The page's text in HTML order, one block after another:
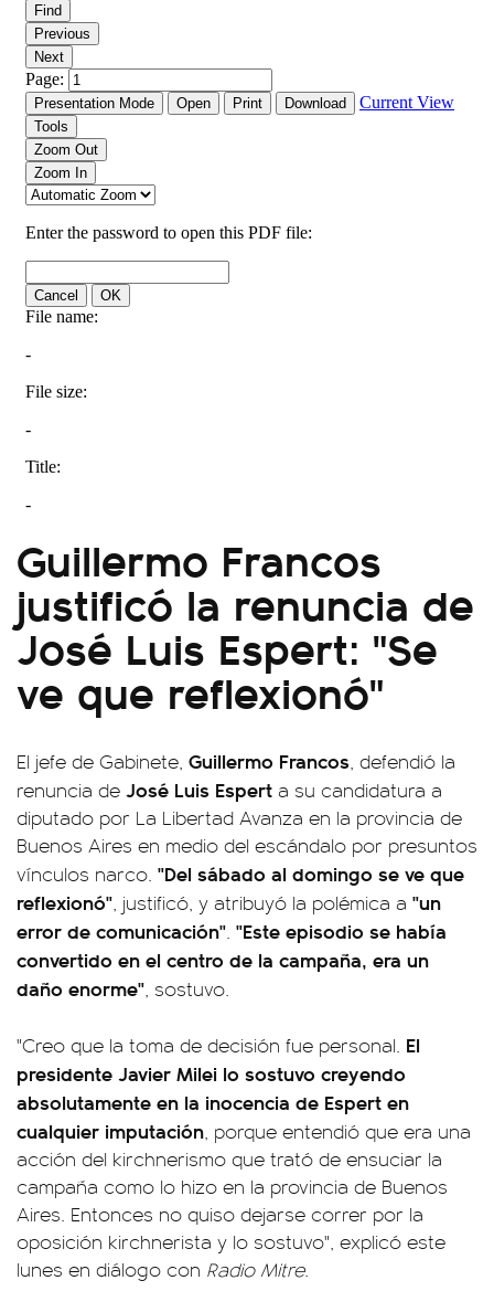
Guillermo Francos
justificó la renuncia de
José Luis Espert: "Se
ve que reflexionó"
El jefe de Gabinete, Guillermo Francos, defendió la
renuncia de José Luis Espert a su candidatura a
diputado por La Libertad Avanza en la provincia de
Buenos Aires en medio del escándalo por presuntos
vínculos narco. "Del sábado al domingo se ve que
reflexionó", justificó, y atribuyó la polémica a "un
error de comunicación". "Este episodio se había
convertido en el centro de la campaña, era un
daño enorme", sostuvo.
"Creo que la toma de decisión fue personal. El
presidente Javier Milei lo sostuvo creyendo
absolutamente en la inocencia de Espert en
cualquier imputación, porque entendió que era una
acción del kirchnerismo que trató de ensuciar la
campaña como lo hizo en la provincia de Buenos
Aires. Entonces no quiso dejarse correr por la
oposición kirchnerista y lo sostuvo", explicó este
lunes en diálogo con Radio Mitre.